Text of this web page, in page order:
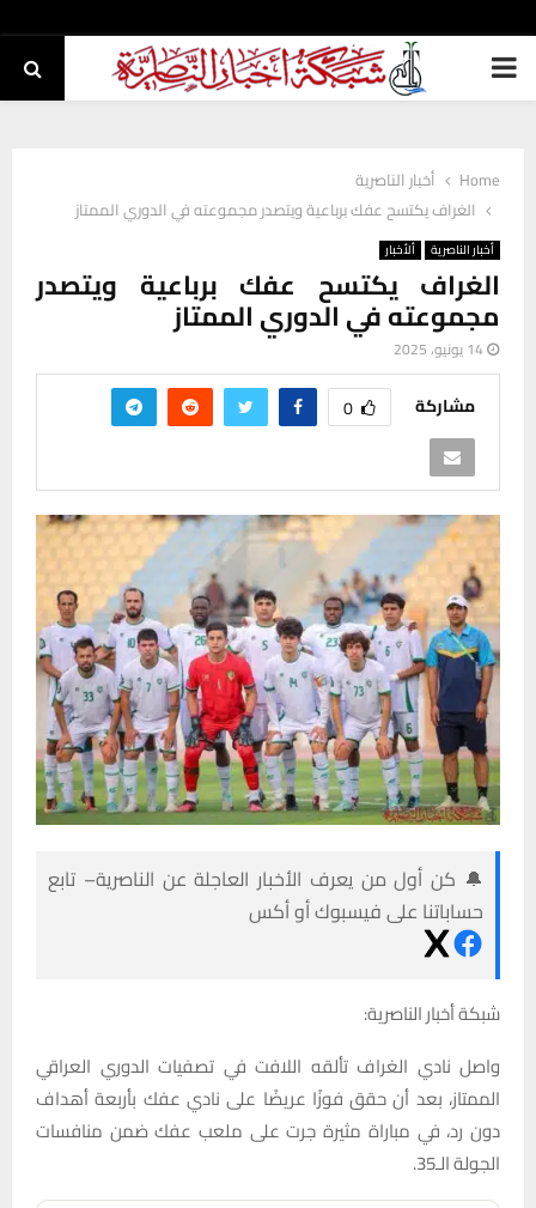
PRIMARY
Home
أخبار الناصرية
الغراف يكتسح عفك برباعية ويتصدر مجموعته في الدوري الممتاز
أخبار الناصرية ألأخبار
الغراف يكتسح عفك برباعية ويتصدر
مجموعته في الدوري الممتاز
14 يونيو، 2025
مشاركة 0
🔔 كن أول من يعرف الأخبار العاجلة عن الناصرية– تابع
حساباتنا على فيسبوك أو أكس
شبكة أخبار الناصرية:
واصل نادي الغراف تألقه اللافت في تصفيات الدوري العراقي
الممتاز، بعد أن حقق فوزًا عريضًا على نادي عفك بأربعة أهداف
دون رد، في مباراة مثيرة جرت على ملعب عفك ضمن منافسات
الجولة الـ35.